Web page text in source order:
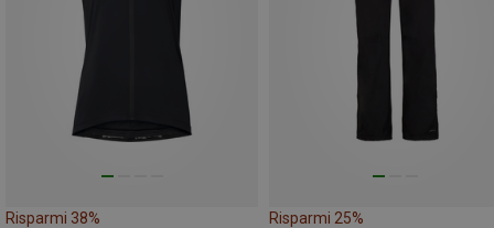
Risparmi 38% Risparmi 25%